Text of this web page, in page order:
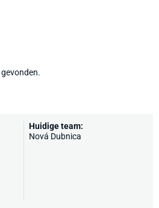
Huidige team:
Nová Dubnica